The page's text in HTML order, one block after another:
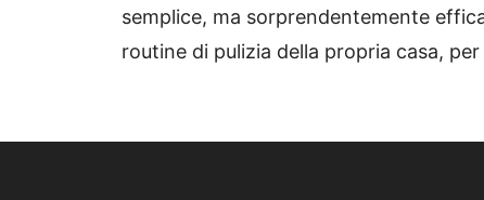
semplice, ma sorprendentemente
routine di pulizia della propria casa,